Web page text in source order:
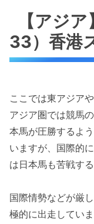
【アジ
33）香港
ここでは東アジア
アジア圏では競馬
本馬が圧勝するよ
いますが、国際的
は日本馬も苦戦す
国際情勢などが厳
極的に出走してい